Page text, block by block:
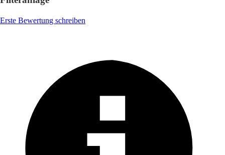
Erste Bewertung schreiben